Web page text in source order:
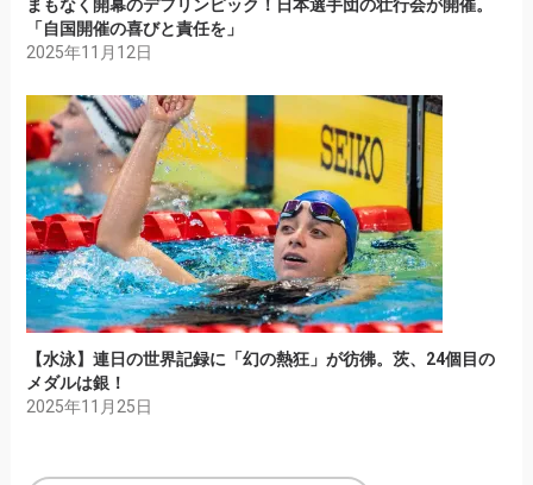
まもなく開幕のデフリンピック！日本選手団の壮行会が開催。
「自国開催の喜びと責任を」
2025年11月12日
【水泳】連日の世界記録に「幻の熱狂」が彷彿。茨、24個目の
メダルは銀！
2025年11月25日